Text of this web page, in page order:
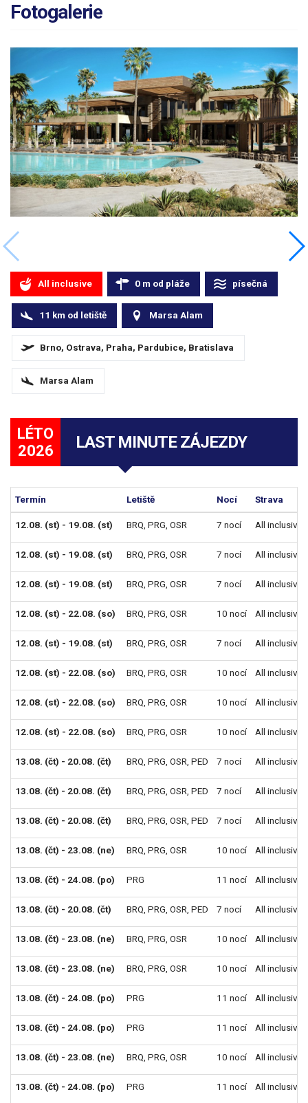
Fotogalerie
All inclusive 0 m od pláže písečná
11 km od letiště Marsa Alam
Brno, Ostrava, Praha, Pardubice, Bratislava
Marsa Alam
LÉTO
2026
LAST MINUTE ZÁJEZDY
Termín Letiště Nocí Strava
12.08. (st) - 19.08. (st) BRQ PRG OSR 7 nocí All inclusive
12.08. (st) - 19.08. (st) BRQ PRG OSR 7 nocí All inclusive
12.08. (st) - 19.08. (st) BRQ PRG OSR 7 nocí All inclusive
12.08. (st) - 22.08. (so) BRQ PRG OSR 10 nocí All inclusive
12.08. (st) - 19.08. (st) BRQ PRG OSR 7 nocí All inclusive
12.08. (st) - 22.08. (so) BRQ PRG OSR 10 nocí All inclusive
12.08. (st) - 22.08. (so) BRQ PRG OSR 10 nocí All inclusive
12.08. (st) - 22.08. (so) BRQ PRG OSR 10 nocí All inclusive
13.08. (čt) - 20.08. (čt) BRQ PRG OSR PED 7 nocí All inclusive
13.08. (čt) - 20.08. (čt) BRQ PRG OSR PED 7 nocí All inclusive
13.08. (čt) - 20.08. (čt) BRQ PRG OSR PED 7 nocí All inclusive
13.08. (čt) - 23.08. (ne) BRQ PRG OSR 10 nocí All inclusive
13.08. (čt) - 24.08. (po) PRG 11 nocí All inclusive
13.08. (čt) - 20.08. (čt) BRQ PRG OSR PED 7 nocí All inclusive
13.08. (čt) - 23.08. (ne) BRQ PRG OSR 10 nocí All inclusive
13.08. (čt) - 23.08. (ne) BRQ PRG OSR 10 nocí All inclusive
13.08. (čt) - 24.08. (po) PRG 11 nocí All inclusive
13.08. (čt) - 24.08. (po) PRG 11 nocí All inclusive
13.08. (čt) - 23.08. (ne) BRQ PRG OSR 10 nocí All inclusive
13.08. (čt) - 24.08. (po) PRG 11 nocí All inclusive